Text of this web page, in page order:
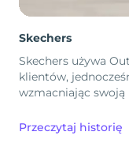
Skechers
Skechers używa
klientów,
wzmacniając swoją
Przeczytaj historię